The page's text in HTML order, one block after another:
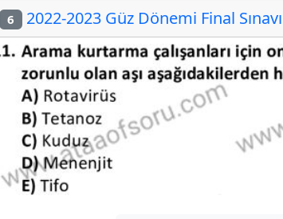
6 2022-2023 Güz Dönemi Final Sınavı